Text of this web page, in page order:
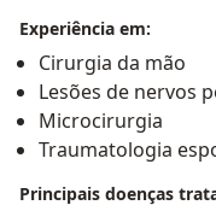
Experiência em:
Cirurgia da mão
Lesões de nervos
Microcirurgia
Traumatologia
Principais doenças